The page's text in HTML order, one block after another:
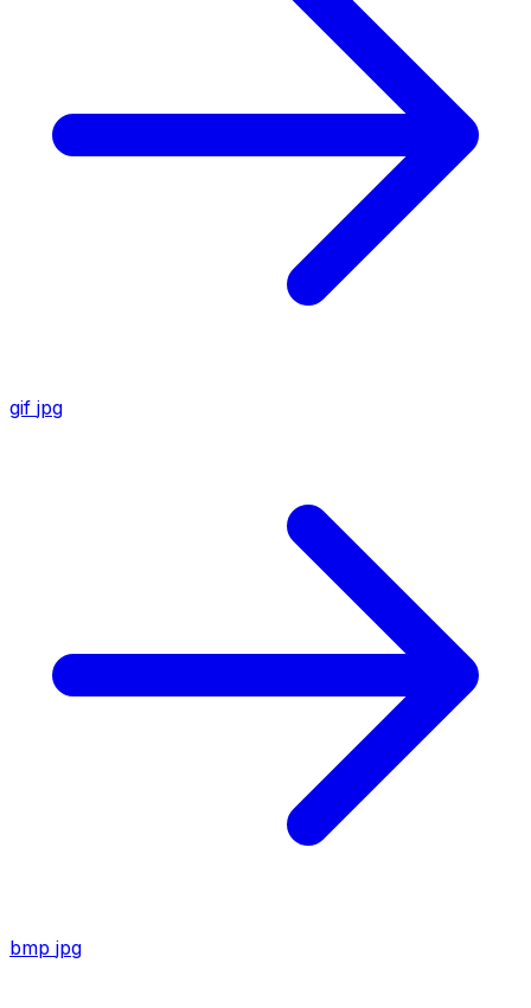
gif jpg
bmp jpg